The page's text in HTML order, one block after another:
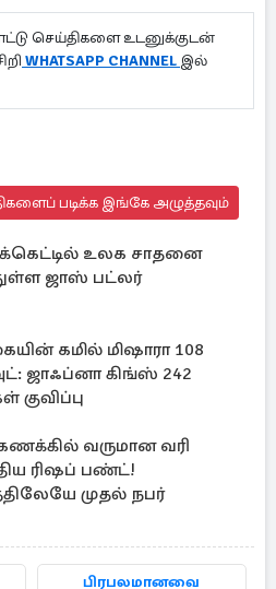
செய்திகளை உடனுக்குடன்
WHATSAPP CHANNEL இல்
படிக்க இங்கே அழுத்தவும்
உலக சாதனை
ஜாஸ் பட்லர்
கமில் மிஷாரா 108
ஜாஃப்னா கிங்ஸ் 242
குவிப்பு
வருமான வரி
ரிஷப் பண்ட்!
முதல் நபர்
பிரபலமானவை